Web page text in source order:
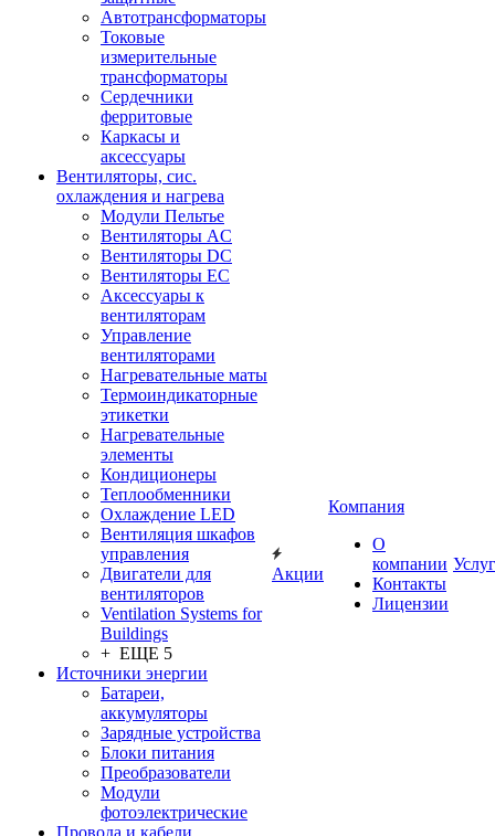
Автотрансформаторы
Токовые
измерительные
трансформаторы
Сердечники
ферритовые
Каркасы и
аксессуары
Вентиляторы, сис.
охлаждения и нагрева
Модули Пельтье
Вентиляторы AC
Вентиляторы DC
Вентиляторы EC
Аксессуары к
вентиляторам
Управление
вентиляторами
Нагревательные маты
Термоиндикаторные
этикетки
Нагревательные
элементы
Кондиционеры
Теплообменники
Охлаждение LED
Вентиляция шкафов
управления
Двигатели для
вентиляторов
Ventilation Systems for
Buildings
+ ЕЩЕ 5
Источники энергии
Батареи,
аккумуляторы
Зарядные устройства
Блоки питания
Преобразователи
Модули
фотоэлектрические
Провода и кабели
Акции
Компания
О
компании
Контакты
Лицензии